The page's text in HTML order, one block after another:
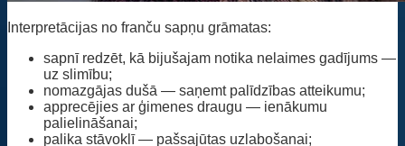
Interpretācijas no franču sapņu grāmatas:
sapnī redzēt, kā bijušajam notika nelaimes gadījums —
uz slimību;
nomazgājas dušā — saņemt palīdzības atteikumu;
apprecējies ar ģimenes draugu — ienākumu
palielināšanai;
palika stāvoklī — pašsajūtas uzlabošanai;